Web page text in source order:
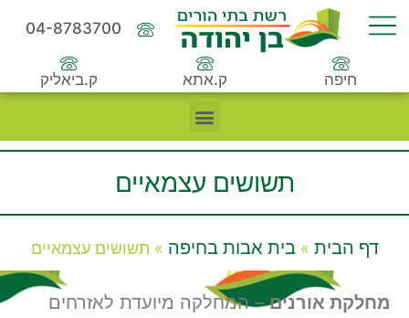
04-8783700
חיפה ק.אתא ק.ביאליק
תשושים עצמאיים
דף הבית »בית אבות בחיפה » תשושים עצמאיים
מחלקת אורנים– המחלקה מיועדת לאזרחים